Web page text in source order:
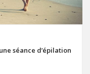
séance d’épilation